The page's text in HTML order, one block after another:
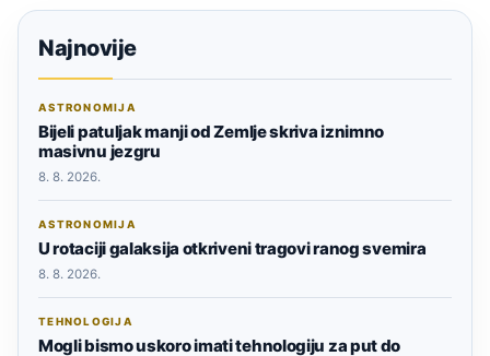
Najnovije
ASTRONOMIJA
Bijeli patuljak manji od Zemlje skriva iznimno
masivnu jezgru
8. 8. 2026.
ASTRONOMIJA
U rotaciji galaksija otkriveni tragovi ranog svemira
8. 8. 2026.
TEHNOLOGIJA
Mogli bismo uskoro imati tehnologiju za put do